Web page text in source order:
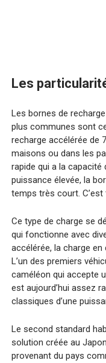
Les
Les bornes de
plus communes sont
recharge accélérée de
maisons ou dans les
rapide qui a la capacité
puissance élevée, la
temps très court.
Ce type de charge se
qui fonctionne avec
accélérée, la charge
L’un des premiers
caméléon qui accepte
est aujourd’hui assez
classiques d’une
Le second standard
solution créée au
provenant du pays